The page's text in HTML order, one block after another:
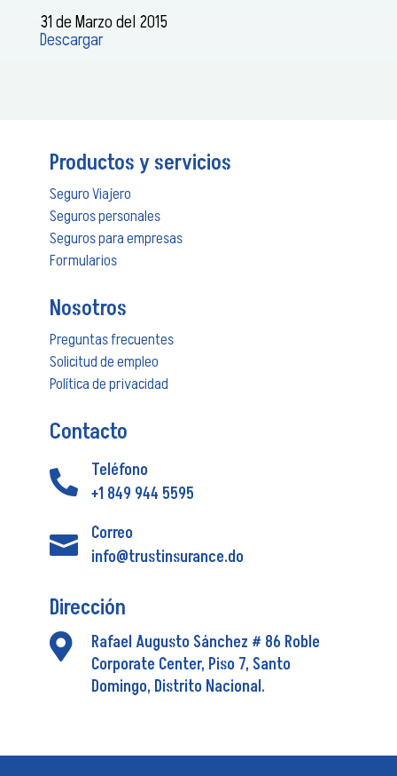
31 de Marzo del 2015
Descargar
Productos y servicios
Seguro Viajero
Seguros personales
Seguros para empresas
Formularios
Nosotros
Preguntas frecuentes
Solicitud de empleo
Política de privacidad
Contacto

Teléfono
+1 849 944 5595

Correo
info@trustinsurance.do
Dirección

Rafael Augusto Sánchez # 86 Roble
Corporate Center, Piso 7, Santo
Domingo, Distrito Nacional.